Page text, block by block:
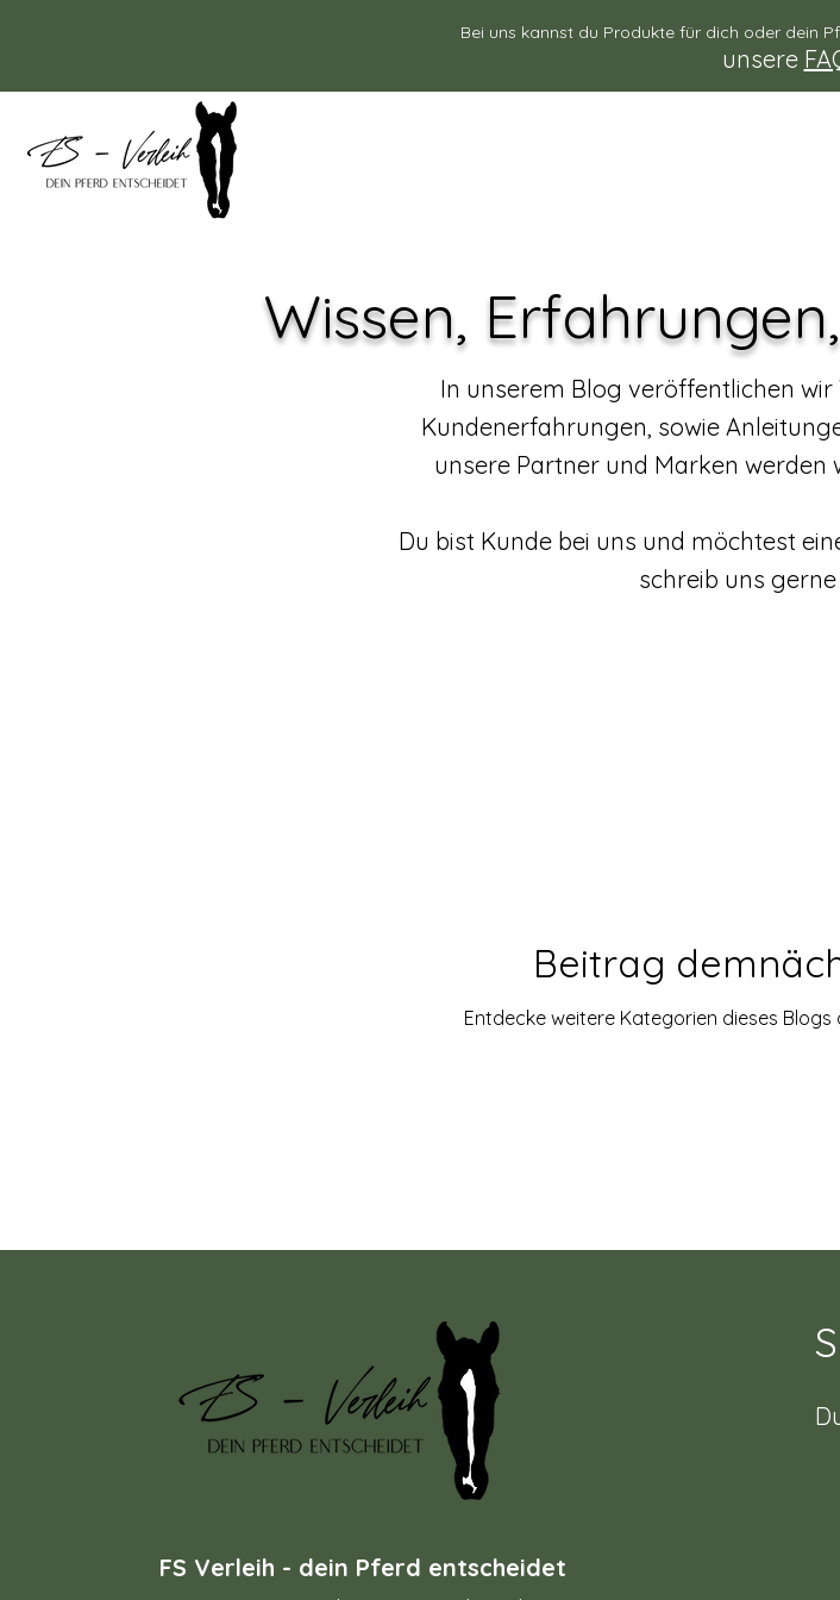
Bei uns kannst du Produkte für dich oder dein
unsere
Wissen,
In unserem Blog veröffentlichen
Kundenerfahrungen, sowie
unsere Partner und Marken werden
Du bist Kunde bei uns und möchtest
schreib uns
Beitrag
Entdecke weitere Kategorien dieses
FS Verleih - dein Pferd entscheidet